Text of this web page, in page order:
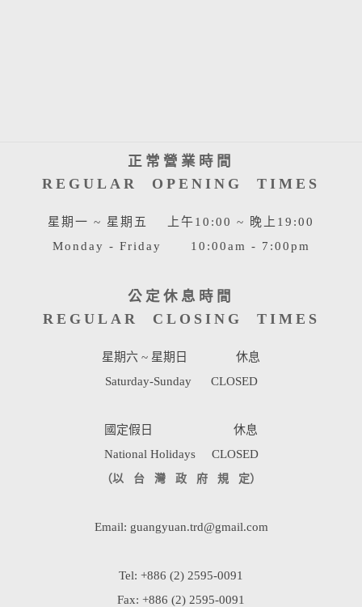
正常營業時間
REGULAR OPENING TIMES
星期一 ~ 星期五 上午10:00 ~ 晚上19:00
Monday - Friday 10:00am - 7:00pm
公定休息時間
REGULAR CLOSING TIMES
星期六 ~ 星期日 休息
Saturday-Sunday CLOSED
國定假日 休息
National Holidays CLOSED
（以 台 灣 政 府 規 定）
Email: guangyuan.trd@gmail.com
Tel: +886 (2) 2595-0091
Fax: +886 (2) 2595-0091